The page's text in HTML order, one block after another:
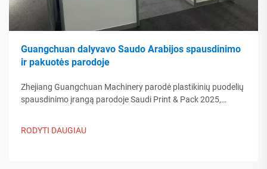
Guangchuan dalyvavo Saudo Arabijos spausdinimo
ir pakuotės parodoje
Zhejiang Guangchuan Machinery parodė plastikinių puodelių
spausdinimo įrangą parodoje Saudi Print & Pack 2025,
RODYTI DAUGIAU